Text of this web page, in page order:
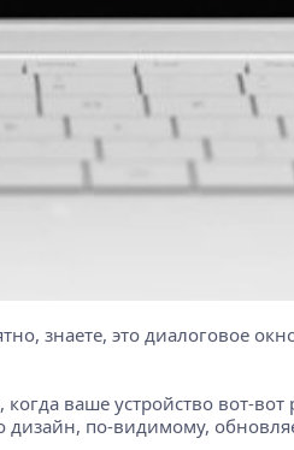
знаете, это диалоговое
ваше устройство вот-вот
дизайн, по-видимому,